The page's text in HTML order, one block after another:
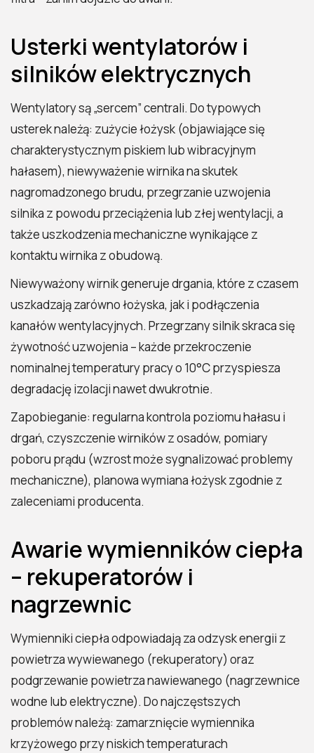
Usterki wentylatorów i
silników elektrycznych
Wentylatory są „sercem” centrali. Do typowych
usterek należą: zużycie łożysk (objawiające się
charakterystycznym piskiem lub wibracyjnym
hałasem), niewyważenie wirnika na skutek
nagromadzonego brudu, przegrzanie uzwojenia
silnika z powodu przeciążenia lub złej wentylacji, a
także uszkodzenia mechaniczne wynikające z
kontaktu wirnika z obudową.
Niewyważony wirnik generuje drgania, które z czasem
uszkadzają zarówno łożyska, jak i podłączenia
kanałów wentylacyjnych. Przegrzany silnik skraca się
żywotność uzwojenia – każde przekroczenie
nominalnej temperatury pracy o 10°C przyspiesza
degradację izolacji nawet dwukrotnie.
Zapobieganie: regularna kontrola poziomu hałasu i
drgań, czyszczenie wirników z osadów, pomiary
poboru prądu (wzrost może sygnalizować problemy
mechaniczne), planowa wymiana łożysk zgodnie z
zaleceniami producenta.
Awarie wymienników ciepła
– rekuperatorów i
nagrzewnic
Wymienniki ciepła odpowiadają za odzysk energii z
powietrza wywiewanego (rekuperatory) oraz
podgrzewanie powietrza nawiewanego (nagrzewnice
wodne lub elektryczne). Do najczęstszych
problemów należą: zamarznięcie wymiennika
krzyżowego przy niskich temperaturach